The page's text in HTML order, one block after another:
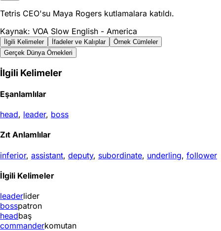
Tetris CEO'su Maya Rogers kutlamalara katıldı.
Kaynak: VOA Slow English - America
İlgili Kelimeler İfadeler ve Kalıplar
Örnek Cümleler
Gerçek Dünya Örnekleri
İlgili Kelimeler
Eşanlamlılar
head, leader, boss
Zıt Anlamlılar
inferior, assistant, deputy, subordinate, underling, follower
İlgili Kelimeler
leaderlider
bosspatron
headbaş
commanderkomutan